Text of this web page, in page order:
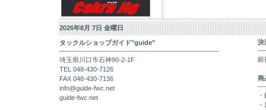
2026年8月 7日 金曜日
タックルショップガイド"guide"
埼玉県川口市石神90-2-1F
TEL 048-430-7126
FAX 048-430-7136
info@guide-fwc.net
guide-fwc.net
決
銀
商